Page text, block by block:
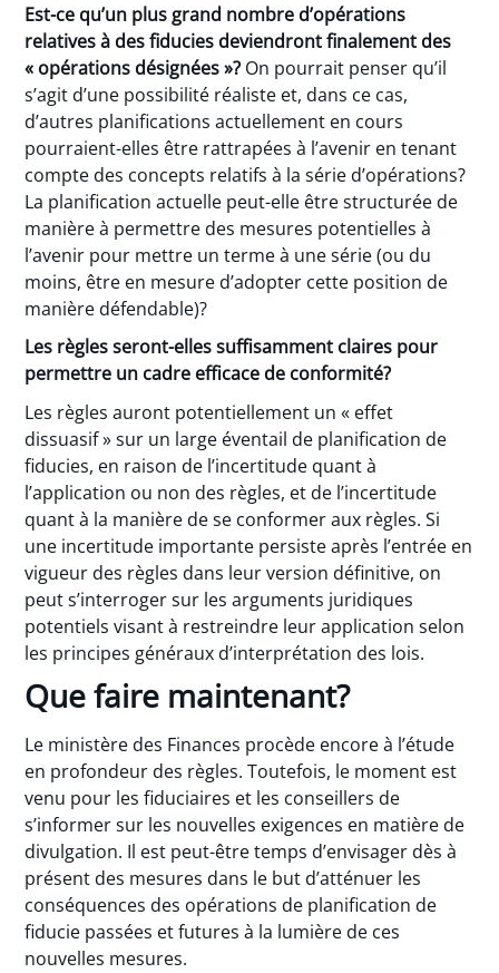
Est-ce qu’un plus grand nombre d’opérations
relatives à des fiducies deviendront finalement des
« opérations désignées »? On pourrait penser qu’il
s’agit d’une possibilité réaliste et, dans ce cas,
d’autres planifications actuellement en cours
pourraient-elles être rattrapées à l’avenir en tenant
compte des concepts relatifs à la série d’opérations?
La planification actuelle peut-elle être structurée de
manière à permettre des mesures potentielles à
l’avenir pour mettre un terme à une série (ou du
moins, être en mesure d’adopter cette position de
manière défendable)?
Les règles seront-elles suffisamment claires pour
permettre un cadre efficace de conformité?
Les règles auront potentiellement un « effet
dissuasif » sur un large éventail de planification de
fiducies, en raison de l’incertitude quant à
l’application ou non des règles, et de l’incertitude
quant à la manière de se conformer aux règles. Si
une incertitude importante persiste après l’entrée en
vigueur des règles dans leur version définitive, on
peut s’interroger sur les arguments juridiques
potentiels visant à restreindre leur application selon
les principes généraux d’interprétation des lois.
Que faire maintenant?
Le ministère des Finances procède encore à l’étude
en profondeur des règles. Toutefois, le moment est
venu pour les fiduciaires et les conseillers de
s’informer sur les nouvelles exigences en matière de
divulgation. Il est peut-être temps d’envisager dès à
présent des mesures dans le but d’atténuer les
conséquences des opérations de planification de
fiducie passées et futures à la lumière de ces
nouvelles mesures.